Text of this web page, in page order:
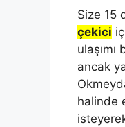
Size 15
çekici
ancak
halinde